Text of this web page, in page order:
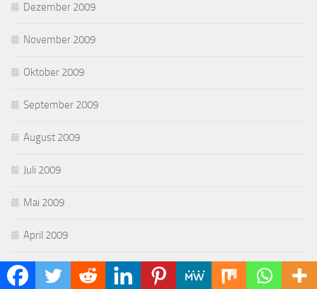
Dezember 2009
November 2009
Oktober 2009
September 2009
August 2009
Juli 2009
Mai 2009
April 2009
März 2009